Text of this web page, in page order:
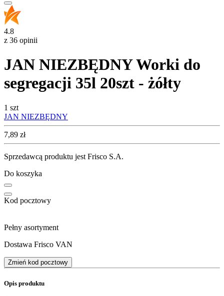
4.8
z 36 opinii
JAN NIEZBĘDNY Worki do
segregacji 35l 20szt - żółty
1 szt
JAN NIEZBĘDNY
Cena
7,89 zł
Sprzedawcą produktu jest Frisco S.A.
Do koszyka
Kod pocztowy
Pełny asortyment
Dostawa Frisco VAN
Zmień kod pocztowy
Opis produktu